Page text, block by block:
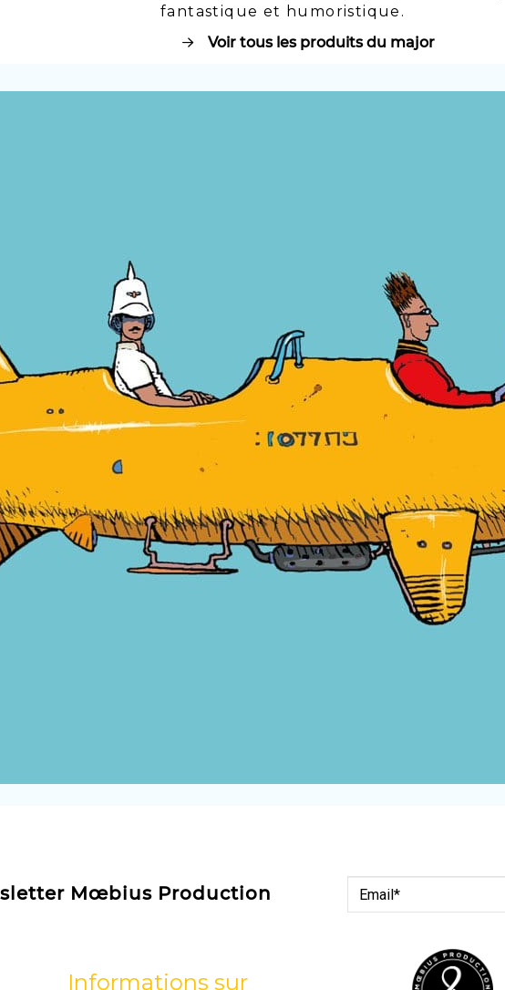
fantastique et humoristique.
Voir tous les produits du major
Mœbius Production
Informations sur